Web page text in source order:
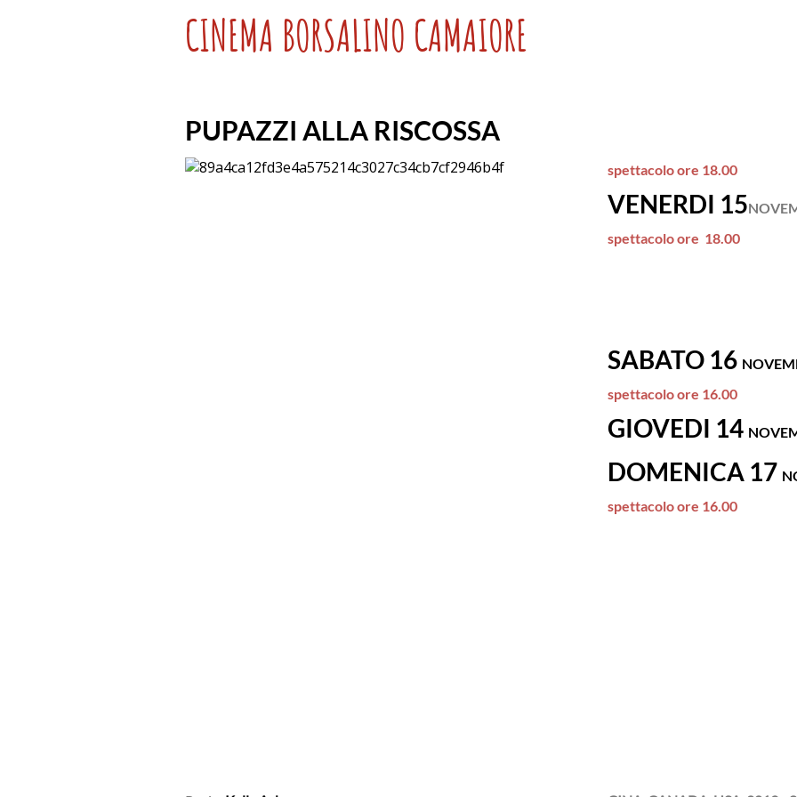
CINEMA BORSALINO CAMAIORE
PUPAZZI ALLA RISCOSSA
spettacolo ore 18.00
VENERDI 15
spettacolo ore 18.00
SABATO 16
spettacolo ore 16.00
GIOVEDI 14
DOMENICA 17
spettacolo ore 16.00